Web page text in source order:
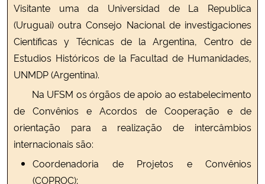
Visitante uma da Universidad de La Republica
(Uruguai) outra Consejo Nacional de investigaciones
Científicas y Técnicas de la Argentina, Centro de
Estudios Históricos de la Facultad de Humanidades,
UNMDP (Argentina).
Na UFSM os órgãos de apoio ao estabelecimento
de Convênios e Acordos de Cooperação e de
orientação para a realização de intercâmbios
internacionais são:
Coordenadoria de Projetos e Convênios
(COPROC);